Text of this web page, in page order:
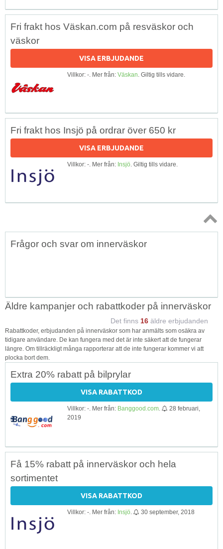
Fri frakt hos Väskan.com på resväskor och
väskor
VISA ERBJUDANDE
Villkor: -. Mer från: Väskan. Giltig tills vidare.
Fri frakt hos Insjö på ordrar över 650 kr
VISA ERBJUDANDE
Villkor: -. Mer från: Insjö. Giltig tills vidare.
Topp
Frågor och svar om innerväskor
Äldre kampanjer och rabattkoder på innerväskor
Det finns 16 äldre erbjudanden
Rabattkoder, erbjudanden på innerväskor som har anmälts som osäkra av
tidigare användare. De kan fungera med det är inte säkert att de fungerar
längre. Om tillräckligt många rapporterar att de inte fungerar kommer vi att
plocka bort dem.
Extra 20% rabatt på bilprylar
VISA RABATTKOD
Villkor: -. Mer från: Banggood.com
28 februari,
2019
Få 15% rabatt på innerväskor och hela
sortimentet
VISA RABATTKOD
Villkor: -. Mer från: Insjö 30 september, 2018